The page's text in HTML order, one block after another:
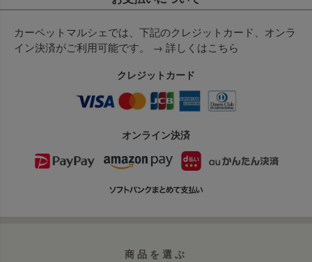
カーペットマルシェでは、下記のクレジットカード、オンラ
イン決済がご利用可能です。 → 詳しくはこちら
クレジットカード
オンライン決済
商品を選ぶ